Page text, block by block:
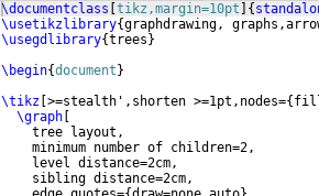
\documentclass tikz,margin=10pt {
\usetikzlibrary{graphdrawing,
\usegdlibrary{trees }
\begin{document }
\tikz >=stealth',shorten >=1pt,nodes={
\graph
    tree layout,
    minimum number of children=2,
    level distance=2cm,
    sibling distance=2cm,